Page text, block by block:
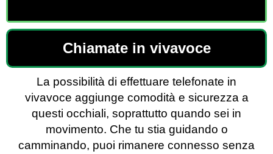
Chiamate in vivavoce
La possibilità di effettuare telefonate in
vivavoce aggiunge comodità e sicurezza a
questi occhiali, soprattutto quando sei in
movimento. Che tu stia guidando o
camminando, puoi rimanere connesso senza